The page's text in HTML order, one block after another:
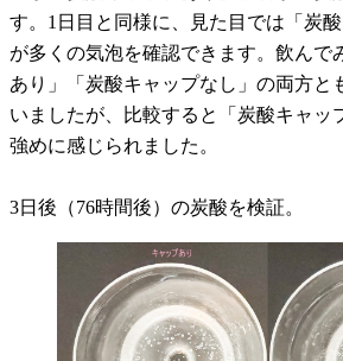
す。1日目と同様に、見た目では「炭
が多くの気泡を確認できます。飲んで
あり」「炭酸キャップなし」の両方と
いましたが、比較すると「炭酸キャッ
強めに感じられました。
3日後（76時間後）の炭酸を検証。